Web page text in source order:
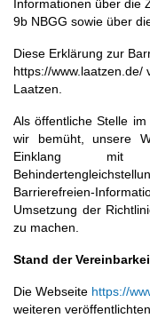
Informationen über die
9b NBGG sowie über
Diese Erklärung zur
https://www.laatzen.de/
Laatzen.
Als öffentliche Stelle
wir bemüht, unsere
Einklang mit
Barrierefreien-
Umsetzung der
zu machen.
Stand der
Die Webseite https://
weiteren